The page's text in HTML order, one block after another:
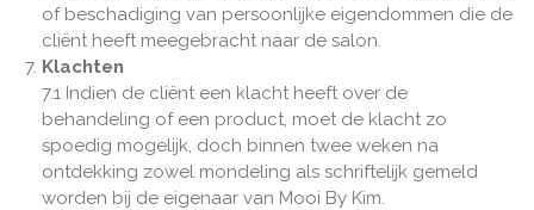
of beschadiging van persoonlijke eigendommen die de
cliënt heeft meegebracht naar de salon.
Klachten
7.1 Indien de cliënt een klacht heeft over de
behandeling of een product, moet de klacht zo
spoedig mogelijk, doch binnen twee weken na
ontdekking zowel mondeling als schriftelijk gemeld
worden bij de eigenaar van Mooi By Kim.